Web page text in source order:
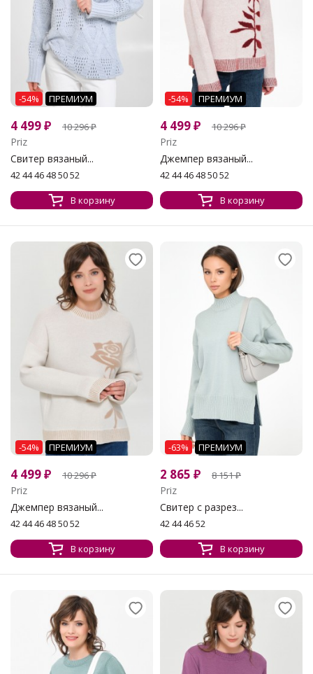
-54% ПРЕМИУМ
4 499₽ 10 296₽
Priz
Свитер вязаный...
42 44 46 48 50 52
В корзину
-54% ПРЕМИУМ
4 499₽ 10 296₽
Priz
Джемпер вязаный...
42 44 46 48 50 52
В корзину
-54% ПРЕМИУМ
4 499₽ 10 296₽
Priz
Джемпер вязаный...
42 44 46 48 50 52
В корзину
-63% ПРЕМИУМ
2 865 ₽ 8 151₽
Priz
Свитер с разрез...
42 44 46 52
В корзину